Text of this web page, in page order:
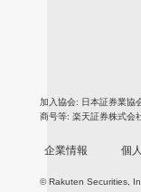
加入協会 日本証券業協
商号等 楽天証券株式会
企業情報 個
© Rakuten Securities,